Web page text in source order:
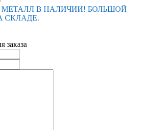
МЕТАЛЛ В НАЛИЧИИ! БОЛЬШОЙ
СКЛАДЕ.
заказа